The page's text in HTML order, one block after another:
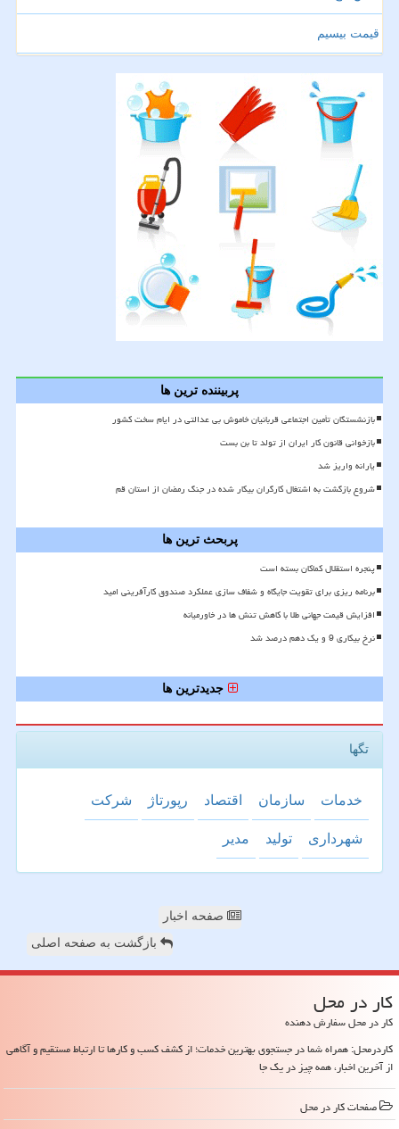
قیمت بیسیم
پربیننده ترین ها
بازنشستگان تأمین اجتماعی قربانیان خاموش بی عدالتی در ایام سخت کشور
بازخوانی قانون کار ایران از تولد تا بن بست
یارانه واریز شد
شروع بازگشت به اشتغال کارگران بیکار شده در جنگ رمضان از استان قم
پربحث ترین ها
پنجره استقلال کماکان بسته است
برنامه ریزی برای تقویت جایگاه و شفاف سازی عملکرد صندوق کارآفرینی امید
افزایش قیمت جهانی طلا با کاهش تنش ها در خاورمیانه
نرخ بیکاری 9 و یک دهم درصد شد
جدیدترین ها
تگها
خدمات سازمان اقتصاد رپورتاژ شركت
شهرداری تولید مدیر
صفحه اخبار
بازگشت به صفحه اصلی
كار در محل
کار در محل سفارش دهنده
کاردرمحل: همراه شما در جستجوی بهترین خدمات؛ از کشف کسب و کارها تا ارتباط مستقیم و آگاهی
از آخرین اخبار، همه چیز در یک جا
صفحات كار در محل